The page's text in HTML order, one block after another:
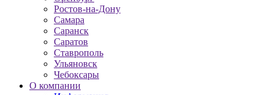
Ростов-на-Дону
Самара
Саранск
Саратов
Ставрополь
Ульяновск
Чебоксары
О компании